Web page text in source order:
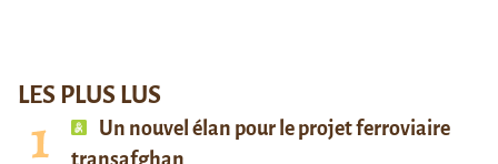
LES PLUS LUS
Un nouvel élan pour le projet ferroviaire